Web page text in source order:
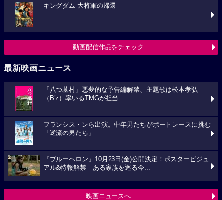
キングダム 大将軍の帰還
動画配信作品をチェック
最新映画ニュース
「八つ墓村」悪夢的な予告編解禁、主題歌は松本孝弘
（B’z）率いるTMGが担当
フランシス・ンら出演。中年男たちがボートレースに挑む
「逆流の男たち」
『ブルーヘロン』10月23日(金)公開決定！ポスタービジュ
アル&特報解禁―ある家族を巡る今...
映画ニュースへ